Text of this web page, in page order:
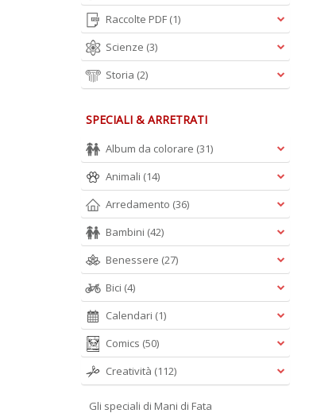
Raccolte PDF (1)
Scienze (3)
Storia (2)
SPECIALI & ARRETRATI
Album da colorare (31)
Animali (14)
Arredamento (36)
Bambini (42)
Benessere (27)
Bici (4)
Calendari (1)
Comics (50)
Creatività (112)
Gli speciali di Mani di Fata